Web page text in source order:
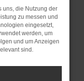
und dein
Stand
nur ein
auch dazu
nicht
uns, die Nutzung der
zu messen und
eingesetzt,
werden, um
und um Anzeigen
sind.